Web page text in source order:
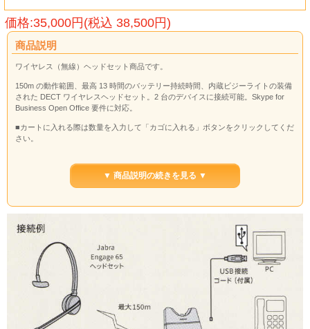
価格:35,000円(税込 38,500円)
商品説明
ワイヤレス（無線）ヘッドセット商品です。
150m の動作範囲、最高 13 時間のバッテリー持続時間、内蔵ビジーライトの装備
された DECT ワイヤレスヘッドセット。2 台のデバイスに接続可能。Skype for
Business Open Office 要件に対応。
■カートに入れる際は数量を入力して「カゴに入れる」ボタンをクリックしてくだ
さい。
▼ 商品説明の続きを見る ▼